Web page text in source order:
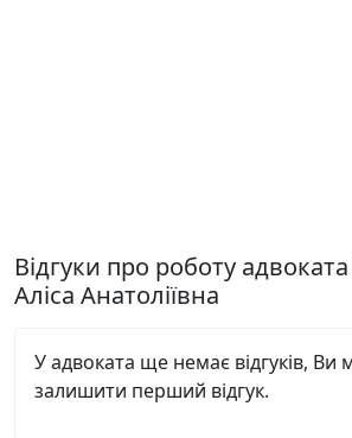
Відгуки про роботу
Аліса Анатоліївна
У адвоката ще немає відгуків, Ви
залишити перший відгук.